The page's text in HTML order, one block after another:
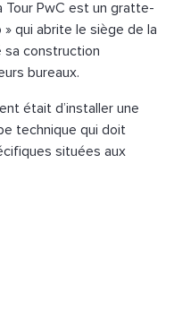
Tour PwC est un gratte-
qui abrite le siège de la
sa construction
bureaux.
était d’installer une
technique qui doit
situées aux